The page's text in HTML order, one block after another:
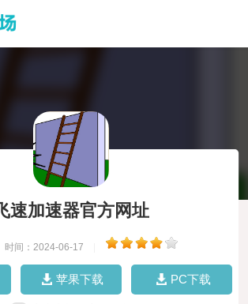
飞速加速器官方网址
时间：2024-06-17
苹果下载 PC下载